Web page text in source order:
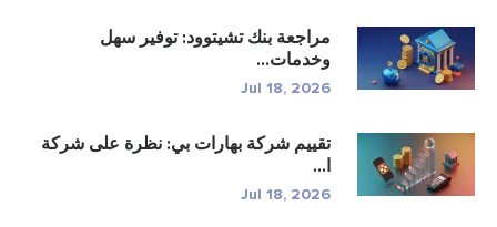
مراجعة بنك تشيتوود: توفير سهل
وخدمات...
Jul 18, 2026
تقييم شركة بهارات بي: نظرة على شركة
ا...
Jul 18, 2026